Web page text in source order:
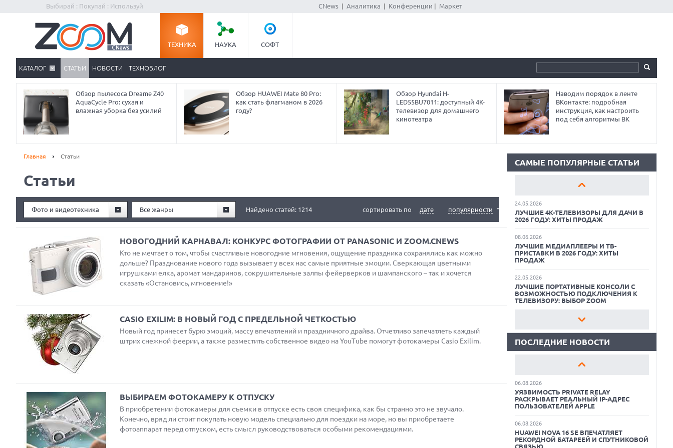
Выбирай : Покупай : Используй CNews| Аналитика Конференции Маркет
ТЕХНИКА НАУКА СОФТ
КАТАЛОГ СТАТЬИ НОВОСТИ ТЕХНОБЛОГ
Обзор пылесоса Dreame Z40
AquaCycle Pro: сухая и
влажная уборка без усилий
Обзор HUAWEI Mate 80 Pro:
как стать флагманом в 2026
году?
Обзор Hyundai H-
LED55BU7011: доступный 4K-
телевизор для домашнего
кинотеатра
Наводим порядок в ленте
ВКонтакте: подробная
инструкция, как настроить
под себя алгоритмы ВК
Главная Статьи
Статьи
Фото и видеотехника Все жанры сортировать по дате популярности
Найдено статей: 1214
НОВОГОДНИЙ КАРНАВАЛ: КОНКУРС ФОТОГРАФИИ ОТ PANASONIC И ZOOM.CNEWS
Кто не мечтает о том, чтобы счастливые новогодние мгновения, ощущение праздника сохранялись как можно
дольше? Празднование нового года вызывает у всех нас самые приятные эмоции. Сверкающая цветными
игрушками елка, аромат мандаринов, сокрушительные залпы фейерверков и шампанского – так и хочется
сказать «Остановись, мгновение!»
CASIO EXILIM: В НОВЫЙ ГОД С ПРЕДЕЛЬНОЙ ЧЕТКОСТЬЮ
Новый год принесет бурю эмоций, массу впечатлений и праздничного драйва. Отчетливо запечатлеть каждый
штрих снежной феерии, а также разместить собственное видео на YouTube помогут фотокамеры Casio Exilim.
ВЫБИРАЕМ ФОТОКАМЕРУ К ОТПУСКУ
В приобретении фотокамеры для съемки в отпуске есть своя специфика, как бы странно это не звучало.
Конечно, вряд ли стоит покупать новую модель специально для поездки на море, но вы приобретаете
фотоаппарат перед отпуском, есть смысл руководствоваться особыми рекомендациями.
САМЫЕ ПОПУЛЯРНЫЕ СТАТЬИ
01.06.2026
9 ПОЛЕЗНЫХ ГАДЖЕТОВ В
АВТОМОБИЛЬ ДЛЯ ПУТЕШЕСТВИЯ
ЛЕТОМ: ВЫБОР ZOOM
15.05.2026
ФЛАГМАНОМ В 2026 ГОДУ?
30 000 РУБЛЕЙ: ХИТЫ ПРОДАЖ
24.05.2026
ЛУЧШИЕ 4K-ТЕЛЕВИЗОРЫ ДЛЯ ДАЧИ В
2026 ГОДУ: ХИТЫ ПРОДАЖ
08.06.2026
ЛУЧШИЕ МЕДИАПЛЕЕРЫ И ТВ-
ПРИСТАВКИ В 2026 ГОДУ: ХИТЫ
ПРОДАЖ
22.05.2026
ЛУЧШИЕ ПОРТАТИВНЫЕ КОНСОЛИ С
ВОЗМОЖНОСТЬЮ ПОДКЛЮЧЕНИЯ К
ТЕЛЕВИЗОРУ: ВЫБОР ZOOM
ГАДЖЕТЫ И ПРИСПОСОБЛЕНИЯ ДЛЯ
ДОМА
КАК БЕСПЛАТНО РЕДАКТИРОВАТЬ
НЕЙРОСЕТЕЙ: ЛУЧШИЕ ПРИЛОЖЕНИЯ И
СЕРВИСЫ
08.07.2026
ПОХОДА: ВЫБОР ZOOM
18.06.2026
Prev
Next
ПОСЛЕДНИЕ НОВОСТИ
06.08.2026
СТАТЬ КЛЮЧЕВЫМ ОПЕРАТОРОМ
ИНДУСТРИИ РОБОТАКСИ
06.08.2026
MATEPAD PRO 2026 ТОЛЩИНОЙ 4,7 ММ И
06.08.2026
TROUVER ПРЕДСТАВИЛ НОВЫЕ
ЛИНЕЙКУ ТЕХНИКИ 2026 ГОДА
06.08.2026
УЯЗВИМОСТЬ PRIVATE RELAY
РАСКРЫВАЕТ РЕАЛЬНЫЙ IP-АДРЕС
ПОЛЬЗОВАТЕЛЕЙ APPLE
06.08.2026
HUAWEI NOVA 16 SE ВПЕЧАТЛЯЕТ
РЕКОРДНОЙ БАТАРЕЕЙ И СПУТНИКОВОЙ
СВЯЗЬЮ